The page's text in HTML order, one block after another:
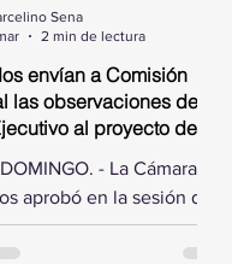
envían a Comisión
las observaciones del
al proyecto de ley
ejecutadas
- La Cámara de
aprobó en la sesión de
designar una
especial para estudiar las
Sena
2 min de lectura